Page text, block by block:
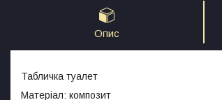
Опис
Табличка туалет
Матеріал: композит